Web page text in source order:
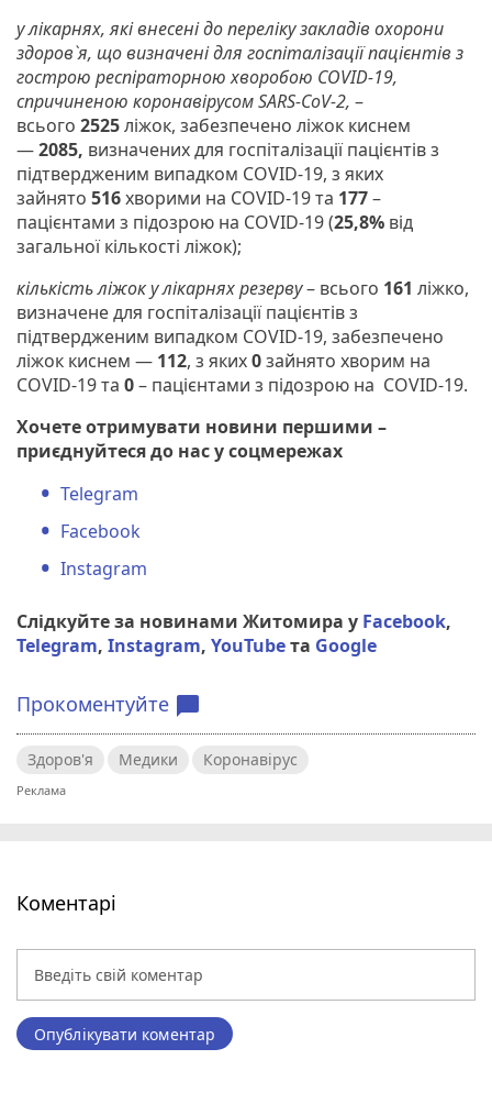
у лікарнях, які внесені до переліку закладів охорони
здоров`я, що визначені для госпіталізації пацієнтів з
гострою респіраторною хворобою COVID-19,
спричиненою коронавірусом SARS-CoV-2, –
всього 2525ліжок, забезпечено ліжок киснем
—2085, визначених для госпіталізації пацієнтів з
підтвердженим випадком COVID-19, з яких
зайнято 516хворими на COVID-19 та 177–
пацієнтами з підозрою на COVID-19 (25,8% від
загальної кількості ліжок);
кількість ліжок у лікарнях резерву– всього 161 ліжко,
визначене для госпіталізації пацієнтів з
підтвердженим випадком COVID-19, забезпечено
ліжок киснем — 112, з яких0зайнято хворим на
COVID-19 та 0– пацієнтами з підозрою на COVID-19.
Хочете отримувати новини першими –
приєднуйтеся до нас у соцмережах
Telegram
Facebook
Instagram
Слідкуйте за новинами Житомира у Facebook,
Telegram, Instagram, YouTubeта Google
Прокоментуйте chat_bubble
Здоров'я Медики Коронавірус
Коментарі
Опублікувати коментар